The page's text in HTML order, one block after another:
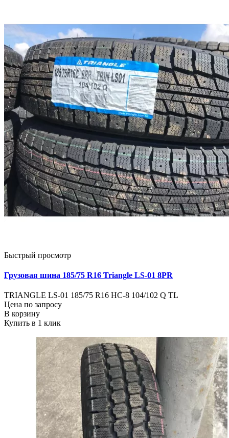
Быстрый просмотр
Грузовая шина 185/75 R16 Triangle LS-01 8PR
TRIANGLE LS-01 185/75 R16 НС-8 104/102 Q TL
Цена по запросу
В корзину
Купить в 1 клик